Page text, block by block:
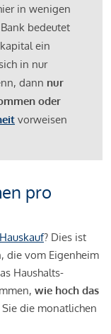
in wenigen
bedeutet
ein
in nur
dann nur
oder
vorweisen
pro
Hauskauf? Dies ist
die vom Eigenheim
Haushalts-
wie hoch das
die monatlichen